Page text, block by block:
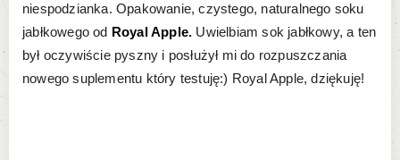
niespodzianka. Opakowanie, czystego, naturalnego soku
jabłkowego od Royal Apple. Uwielbiam sok jabłkowy, a ten
był oczywiście pyszny i posłużył mi do rozpuszczania
nowego suplementu który testuję:) Royal Apple, dziękuję!